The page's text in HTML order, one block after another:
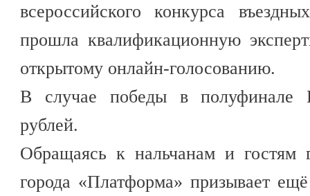
всероссийского конкурса
прошла квалификационную
открытому онлайн-голосованию.
В случае победы в полуфинале
рублей.
Обращаясь к нальчанам и гостям
города «Платформа» призывает